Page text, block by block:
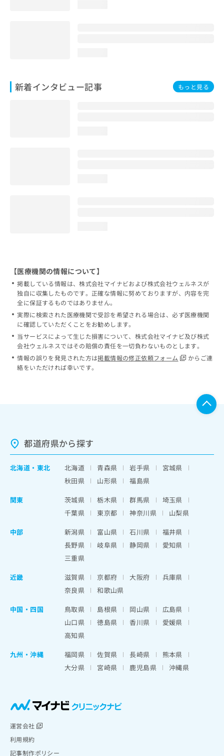
新着インタビュー記事 もっと見る
【医療機関の情報について】
掲載している情報は、株式会社マイナビおよび株式会社ウェルネスが
独自に収集したものです。正確な情報に努めておりますが、内容を完
全に保証するものではありません。
実際に検索された医療機関で受診を希望される場合は、必ず医療機関
に確認していただくことをお勧めします。
当サービスによって生じた損害について、株式会社マイナビ及び株式
会社ウェルネスではその賠償の責任を一切負わないものとします。
情報の誤りを発見された方は掲載情報の修正依頼フォーム
からご連
絡をいただければ幸いです。
都道府県から探す
北海道 ・ 東北 北海道 青森県 岩手県
宮城県
秋田県
山形県
福島県
関東
茨城県 栃木県 群馬県
埼玉県
千葉県
東京都 神奈川県
山梨県
中部
新潟県 富山県 石川県
福井県
長野県
岐阜県 静岡県
愛知県
三重県
近畿
滋賀県 京都府 大阪府
兵庫県
奈良県
和歌山県
中国・四国
鳥取県 島根県 岡山県
広島県
山口県
徳島県 香川県
愛媛県
高知県
九州・沖縄
福岡県 佐賀県 長崎県
熊本県
大分県
宮崎県 鹿児島県 沖縄県
運営会社
利用規約
記事制作ポリシー